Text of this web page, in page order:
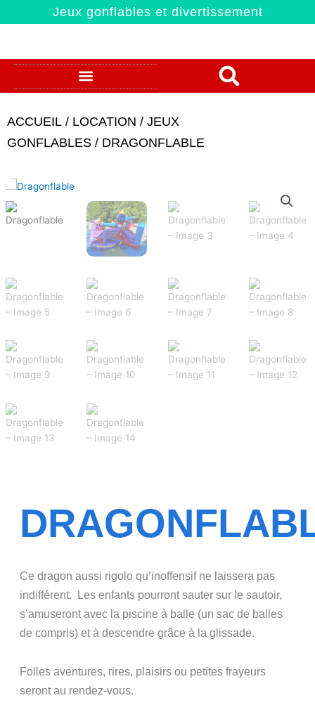
au
Jeux gonflables et divertissement
ACCUEIL / LOCATION / JEUX
GONFLABLES / DRAGONFLABLE
Ce dragon aussi rigolo qu’inoffensif ne laissera pas
indifférent. Les enfants pourront sauter sur le sautoir,
s’amuseront avec la piscine à balle (un sac de balles
de compris) et à descendre grâce à la glissade.
Folles aventures, rires, plaisirs ou petites frayeurs
seront au rendez-vous.